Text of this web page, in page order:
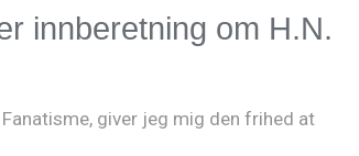
innberetning om H.N.
giver jeg mig den frihed at